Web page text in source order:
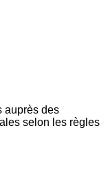
auprès des
selon les règles